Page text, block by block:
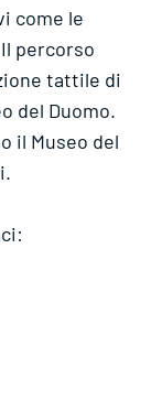
come le
percorso
tattile di
del Duomo.
il Museo del